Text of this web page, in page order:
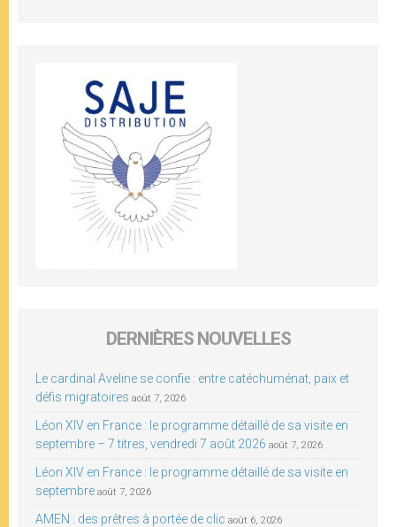
DERNIÈRES NOUVELLES
Le cardinal Aveline se confie : entre catéchuménat, paix et
défis migratoires août 7, 2026
Léon XIV en France : le programme détaillé de sa visite en
septembre – 7 titres, vendredi 7 août 2026 août 7, 2026
Léon XIV en France : le programme détaillé de sa visite en
septembre août 7, 2026
AMEN : des prêtres à portée de clic août 6, 2026